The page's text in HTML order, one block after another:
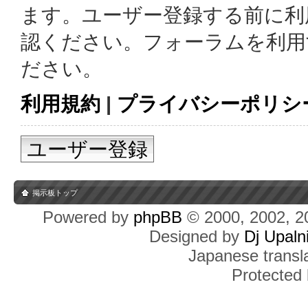
ます。ユーザー登録する前に
認ください。フォーラムを利
ださい。
利用規約 | プライバシーポリシ
ユーザー登録
掲示板トップ
Powered by phpBB © 2000, 2002,
Designed by Dj
Japanese